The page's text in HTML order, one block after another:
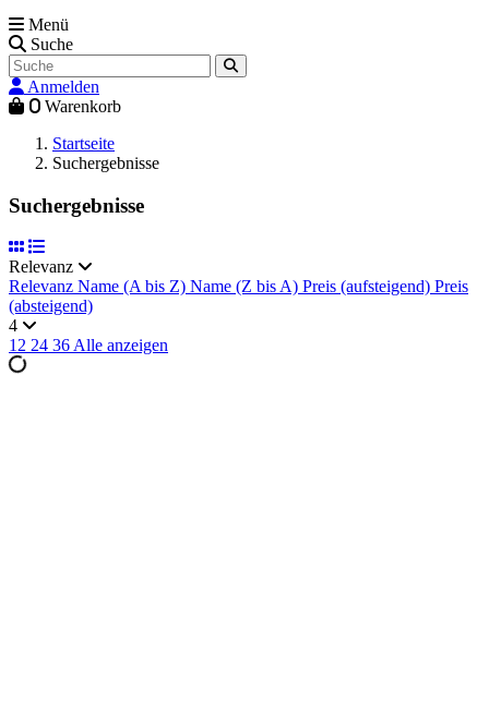
Menü
Suche
Anmelden
0 Warenkorb
Startseite
Suchergebnisse
Suchergebnisse
Relevanz
Relevanz Name (A bis Z) Name (Z bis A) Preis (aufsteigend) Preis
(absteigend)
4
12 24 36Alle anzeigen